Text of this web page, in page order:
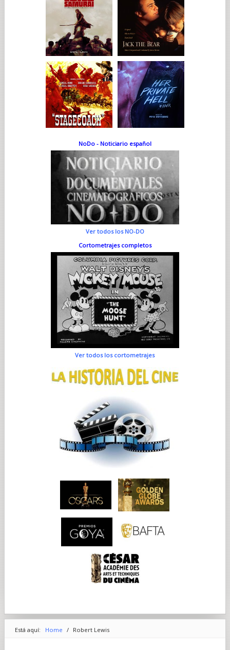
NoDo - Noticiario español
Ver todos los NO-DO
Cortometrajes completos
Ver todos los cortometrajes
Está aquí: Home / Robert Lewis